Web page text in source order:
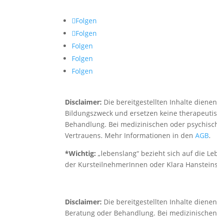
Folgen
Folgen
Folgen
Folgen
Folgen
Disclaimer: Die bereitgestellten Inhalte
Bildungszweck und ersetzen keine
Behandlung. Bei medizinischen oder
Vertrauens. Mehr Informationen in denAGB.
*Wichtig: „lebenslang“ bezieht sich auf die
der KursteilnehmerInnen oder Klara
Disclaimer: Die bereitgestellten Inhalte
Beratung oder Behandlung. Bei